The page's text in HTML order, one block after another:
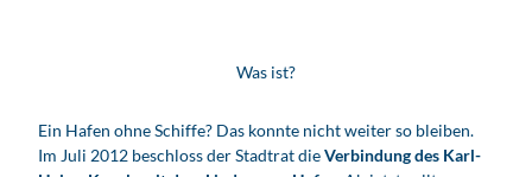
Was ist?
Ein Hafen ohne Schiffe? Das konnte nicht weiter so bleiben.
Im Juli 2012 beschloss der Stadtrat dieVerbindung des Karl-